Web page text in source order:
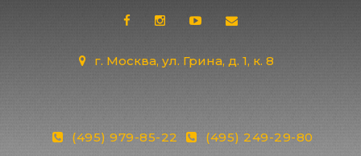
г. Москва, ул. Грина, д. 1, к. 8
(495) 979-85-22 (495) 249-29-80